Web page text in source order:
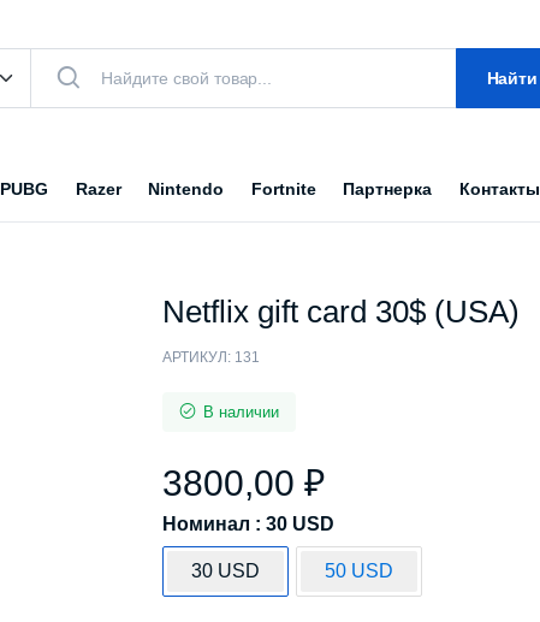
Найти
PUBG Razer Nintendo Fortnite Партнерка Контакты
Netflix gift card 30$ (USA)
АРТИКУЛ: 131
В наличии
3800,00 ₽
Номинал : 30 USD
30 USD 50 USD